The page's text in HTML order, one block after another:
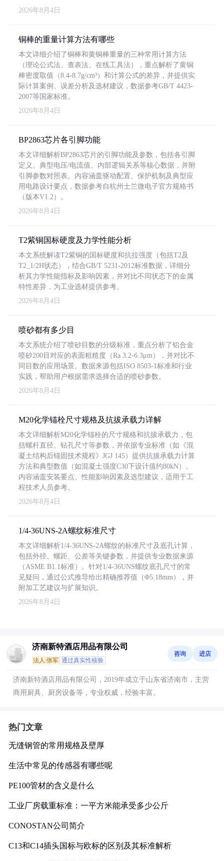
2026年8月4日
铜棒的重量计算方法有哪些
本文详细介绍了铜棒和黄铜棒重量的三种常用计算方法
（理论公式法、查表法、在线工具法），重点解析了黄铜
棒密度取值（8.4-8.7g/cm³）和计算公式的差异，并提供实
际计算案例、误差分析及选材建议，数据参考GB/T 4423-
2007等国家标准。
2026年8月4日
BP2863芯片各引脚功能
本文详细解析BP2863芯片的引脚功能及参数，包括各引脚
定义、典型电压/电流值、内部逻辑关系等核心数据，并附
引脚参数对照表。内容涵盖驱动配置、保护机制及典型应
用电路设计要点，数据参考自杭州士兰微电子官方规格书
（版本V1.2）。
2026年8月4日
T2紫铜国标硬度及力学性能分析
本文系统解读T2紫铜的国标硬度和抗拉强度（包括T2及
T2_1/2H状态），结合GB/T 5231-2012标准数据，详细分
析其力学性能指标及影响因素，并对比不同状态下的金属
特性差异，为工业选材提供参考。
2026年8月4日
喷砂都有多少目
本文系统介绍了喷砂目数的分级标准，重点分析了铝合金
喷砂200目对应的表面粗糙度（Ra 3.2-6.3μm），并对比不
同目数的应用场景。数据来源包括ISO 8503-1标准和行业
实践，帮助用户根据需求选择合适的喷砂参数。
2026年8月4日
M20化学锚栓尺寸规格及抗拔承载力详解
本文详细解析M20化学锚栓的尺寸规格和抗拔承载力，包
括螺杆直径、钻孔尺寸等参数，并依据专业标准（如《混
凝土结构后锚固技术规程》JGJ 145）提供抗拔承载力计算
方法和典型数值（如混凝土强度C30下设计值约80kN）。
内容涵盖安装要点、性能影响因素及选型建议，适用于工
程技术人员参考。
2026年8月4日
1/4-36UNS-2A螺纹标准尺寸
本文详细解析1/4-36UNS-2A螺纹的标准尺寸及底孔计算，
包括外径、螺距、公差等关键参数，并提供专业数据来源
（ASME B1.1标准）。针对1/4-36UNS螺纹底孔尺寸的常
见疑问，通过公式推导给出精确推荐值（Φ5.18mm），并
附加工艺建议与扩展知识。
2026年8月4日
济南新特酒店用品有限公司
法人:张军 通过真实性核验
咨询 进店
济南新特酒店用品有限公司，2019年成立于山东省济南市，主营
商用厨具、厨房设备等，专业权威，经验丰富。
热门文章
无缝钢管的常用规格及壁厚
生活中常见的传感器有哪些呢
PE100管材的含义是什么
工业厂房载重标准：一平方米能承受多少公斤
CONOSTAN公司简介
C13和C14插头国标与欧标的区别及其标准解析